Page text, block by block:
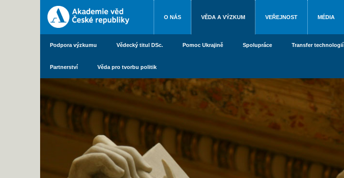
O NÁS VĚDA A VÝZKUM VEŘEJNOST MÉDIA
Podpora výzkumu Vědecký titul DSc. Pomoc Ukrajině Spolupráce Transfer technologií
Partnerství Věda pro tvorbu politik